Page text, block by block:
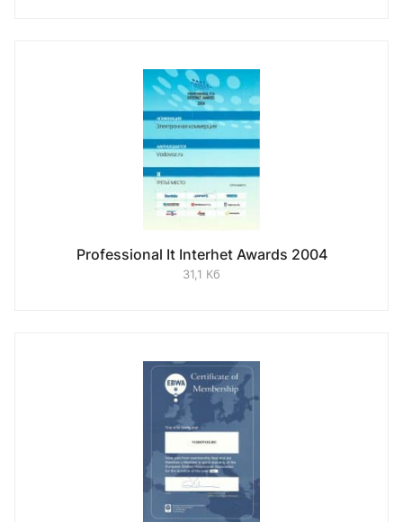
Professional It Interhet Awards 2004
31,1 Кб